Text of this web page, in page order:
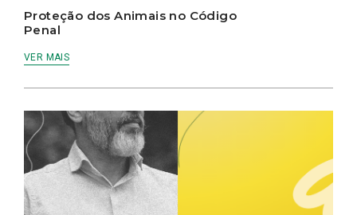
Proteção dos Animais no Código
Penal
VER MAIS